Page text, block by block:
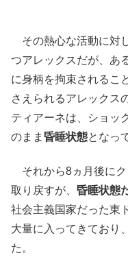
その熱心な活動に対
つアレックスだが、あ
に身柄を拘束されるこ
さえられるアレックス
ティアーネは、ショッ
のまま 昏睡状態となっ
それから8ヵ月後にク
取り戻すが、 昏睡状態
社会主義国家だった東
大量に入ってきており
た。